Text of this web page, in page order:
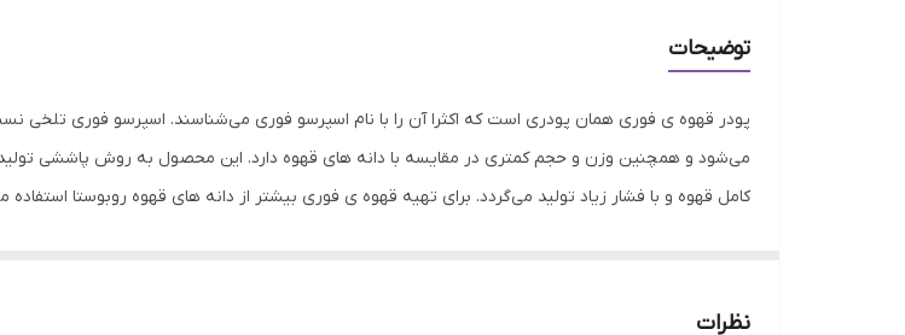
توضیحات
پودر قهوه ی فوری همان پودری است که اکثرا آن را با نام اسپرسو فوری می‌شناسند. اسپرسو فوری تلخی
می‌شود و همچنین وزن و حجم کمتری در مقایسه با دانه های قهوه دارد. این محصول به روش پاششی
کامل قهوه و با فشار زیاد تولید می‌‌گردد. برای تهیه قهوه ی فوری بیشتر از دانه های قهوه روبوستا
انتخاب قهوه فوری خوب یک موضوع بحث برانگیز در بین دوست داران و علاقه مندان به قهوه است. پودر
نظرات